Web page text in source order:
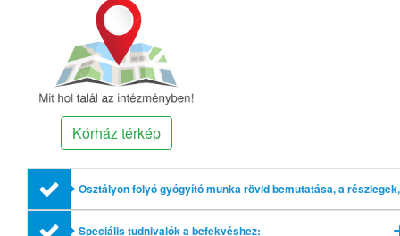
Kórház térkép
Osztályon folyó gyógyító munka rövid bemutatása, a részlegek,
profilok említésével
Speciális tudnivalók a befekvéshez: